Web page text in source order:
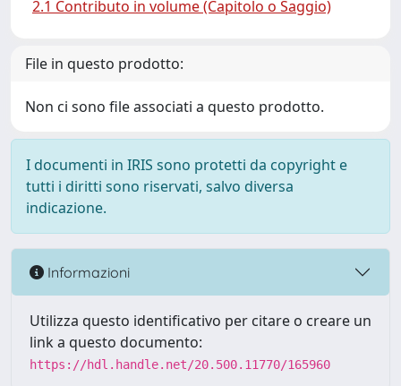
2.1 Contributo in volume (Capitolo o Saggio)
File in questo prodotto:
Non ci sono file associati a questo prodotto.
I documenti in IRIS sono protetti da copyright e
tutti i diritti sono riservati, salvo diversa
indicazione.
Informazioni
Utilizza questo identificativo per citare o creare un
link a questo documento:
https://hdl.handle.net/20.500.11770/165960